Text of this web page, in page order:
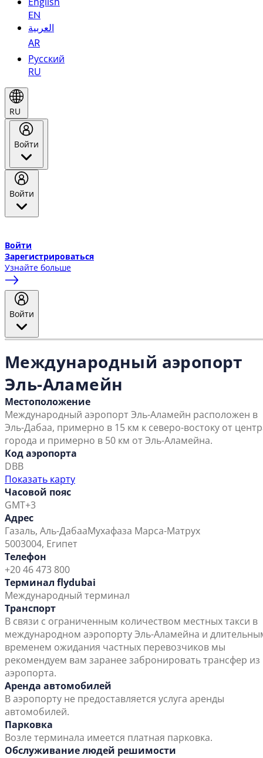
EN
العربية
AR
Русский
RU
RU
Войти
Войти
Войти
Зарегистрироваться
Узнайте больше
Войти
Международный аэропорт
Эль-Аламейн
Местоположение
Международный аэропорт Эль-Аламейн расположен в
Эль-Дабаа, примерно в 15 км к северо-востоку от
города и примерно в 50 км от Эль-Аламейна.
Код аэропорта
DBB
Показать карту
Часовой пояс
GMT+3
Адрес
Газаль, Аль-ДабааМухафаза Марса-Матрух
5003004, Египет
Телефон
+20 46 473 800
Терминал flydubai
Международный терминал
Транспорт
В связи с ограниченным количеством местных такси в
международном аэропорту Эль-Аламейна и
временем ожидания частных перевозчиков мы
рекомендуем вам заранее забронировать трансфер из
аэропорта.
Аренда автомобилей
В аэропорту не предоставляется услуга аренды
автомобилей.
Парковка
Возле терминала имеется платная парковка.
Обслуживание людей решимости